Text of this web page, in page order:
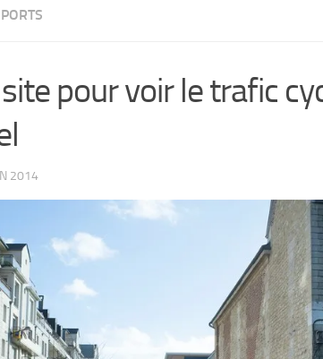
pour voir le trafic
2014